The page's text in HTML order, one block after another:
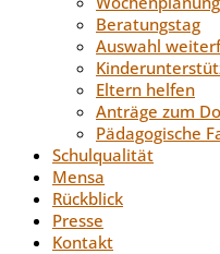
Beratungstag
Auswahl
Eltern helfen
Anträge zum
Pädagogische
Schulqualität
Mensa
Rückblick
Presse
Kontakt